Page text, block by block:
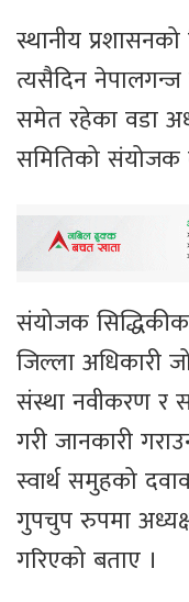
स्थानीय
त्यसैदिन नेपालगन्ज
समेत रहेका वडा
समितिको संयोजक
संयोजक
जिल्ला अधिकारी
संस्था नवीकरण र
गरी जानकारी
स्वार्थ समुहको
गुपचुप रुपमा
गरिएको बताए ।